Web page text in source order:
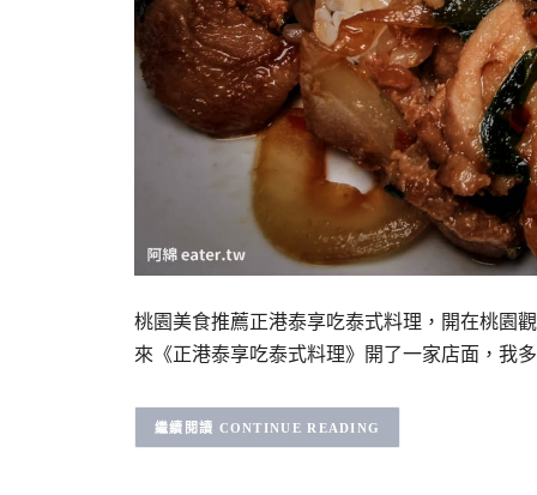
桃園美食推薦正港泰享吃泰式料理，開在桃園
來《正港泰享吃泰式料理》開了一家店面，我
CONTINUE READING